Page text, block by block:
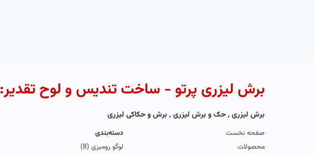
برش لیزری پرتو - ساخت تندیس و لوح تقدیر:
برش لیزری , حک و برش لیزری , برش و حکاکی لیزری
صفحه نخست
محصولات
دسته‌بندی
لوگو رومیزی (8)